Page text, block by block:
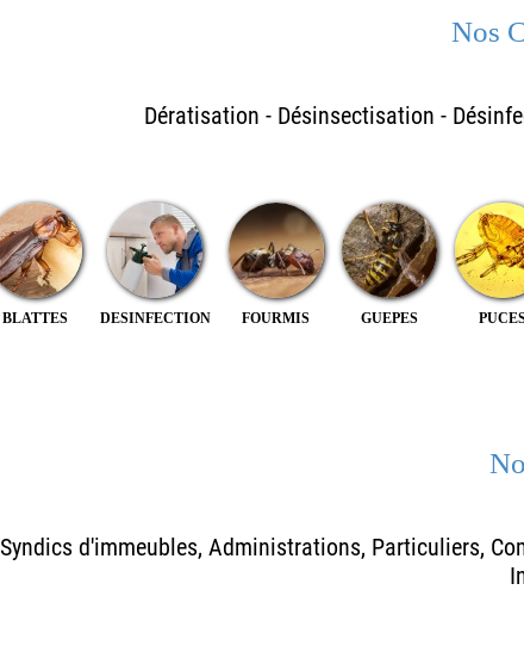
Nos
Dératisation - Désinsectisation -
BLATTES DESINFECTION FOURMIS GUEPES
Syndics d'immeubles, Administrations, Particuliers,